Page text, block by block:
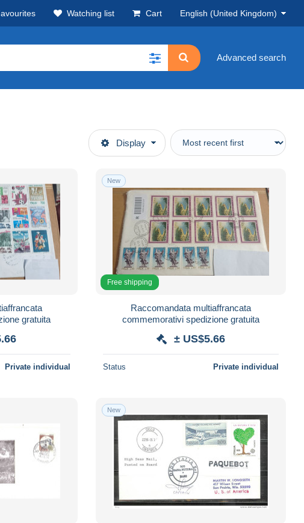
Watching list Cart English (United Kingdom)
Advanced search
Display
gratuita
Private individual
New
Free shipping
Raccomandata multiaffrancata
commemorativi spedizione gratuita
± US$5.66
Status Private individual
New